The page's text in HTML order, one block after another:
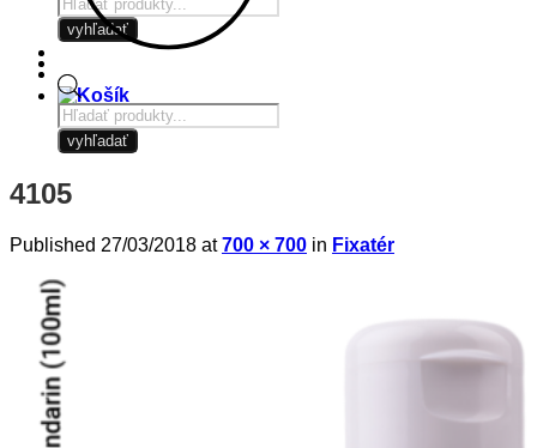
search
vyhľadať
Products
search
vyhľadať
4105
Published 27/03/2018 at700 × 700 in Fixatér